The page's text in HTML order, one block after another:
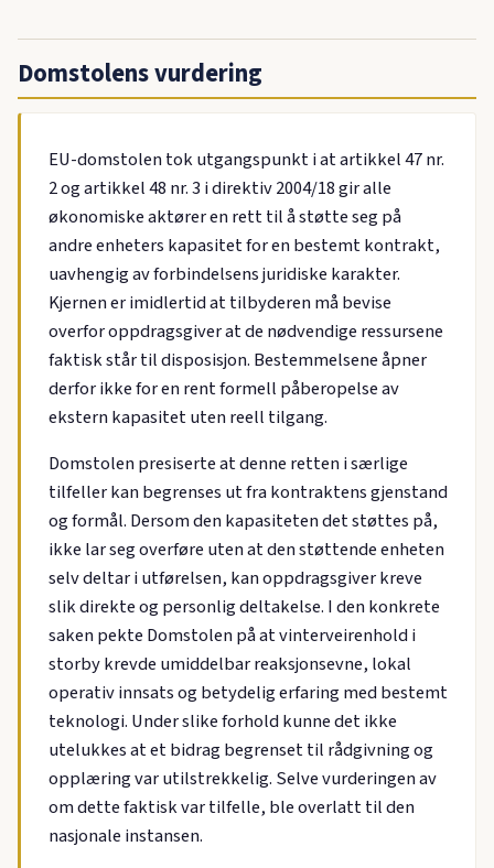
Domstolens vurdering
EU-domstolen tok utgangspunkt i at artikkel 47 nr.
2 og artikkel 48 nr. 3 i direktiv 2004/18 gir alle
økonomiske aktører en rett til å støtte seg på
andre enheters kapasitet for en bestemt kontrakt,
uavhengig av forbindelsens juridiske karakter.
Kjernen er imidlertid at tilbyderen må bevise
overfor oppdragsgiver at de nødvendige ressursene
faktisk står til disposisjon. Bestemmelsene åpner
derfor ikke for en rent formell påberopelse av
ekstern kapasitet uten reell tilgang.
Domstolen presiserte at denne retten i særlige
tilfeller kan begrenses ut fra kontraktens gjenstand
og formål. Dersom den kapasiteten det støttes på,
ikke lar seg overføre uten at den støttende enheten
selv deltar i utførelsen, kan oppdragsgiver kreve
slik direkte og personlig deltakelse. I den konkrete
saken pekte Domstolen på at vinterveirenhold i
storby krevde umiddelbar reaksjonsevne, lokal
operativ innsats og betydelig erfaring med bestemt
teknologi. Under slike forhold kunne det ikke
utelukkes at et bidrag begrenset til rådgivning og
opplæring var utilstrekkelig. Selve vurderingen av
om dette faktisk var tilfelle, ble overlatt til den
nasjonale instansen.